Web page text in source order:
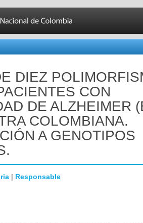
DIEZ
CON
DE ALZHEIMER
COLOMBIANA.
A GENOTIPOS
| Responsable